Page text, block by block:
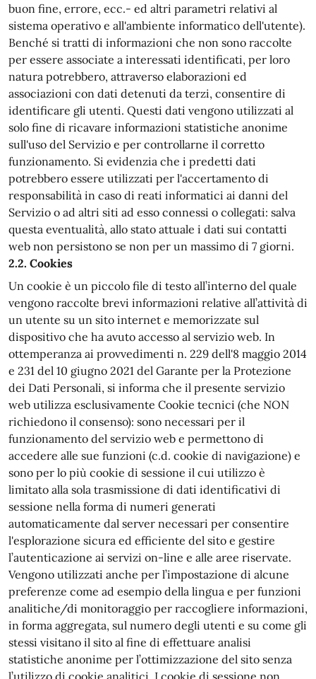
buon fine, errore, ecc.- ed altri parametri relativi al
sistema operativo e all'ambiente informatico dell'utente).
Benché si tratti di informazioni che non sono raccolte
per essere associate a interessati identificati, per loro
natura potrebbero, attraverso elaborazioni ed
associazioni con dati detenuti da terzi, consentire di
identificare gli utenti. Questi dati vengono utilizzati al
solo fine di ricavare informazioni statistiche anonime
sull'uso del Servizio e per controllarne il corretto
funzionamento. Si evidenzia che i predetti dati
potrebbero essere utilizzati per l'accertamento di
responsabilità in caso di reati informatici ai danni del
Servizio o ad altri siti ad esso connessi o collegati: salva
questa eventualità, allo stato attuale i dati sui contatti
web non persistono se non per un massimo di 7 giorni.
2.2. Cookies
Un cookie è un piccolo file di testo all’interno del quale
vengono raccolte brevi informazioni relative all’attività di
un utente su un sito internet e memorizzate sul
dispositivo che ha avuto accesso al servizio web. In
ottemperanza ai provvedimenti n. 229 dell'8 maggio 2014
e 231 del 10 giugno 2021 del Garante per la Protezione
dei Dati Personali, si informa che il presente servizio
web utilizza esclusivamente Cookie tecnici (che NON
richiedono il consenso): sono necessari per il
funzionamento del servizio web e permettono di
accedere alle sue funzioni (c.d. cookie di navigazione) e
sono per lo più cookie di sessione il cui utilizzo è
limitato alla sola trasmissione di dati identificativi di
sessione nella forma di numeri generati
automaticamente dal server necessari per consentire
l'esplorazione sicura ed efficiente del sito e gestire
l’autenticazione ai servizi on-line e alle aree riservate.
Vengono utilizzati anche per l’impostazione di alcune
preferenze come ad esempio della lingua e per funzioni
analitiche/di monitoraggio per raccogliere informazioni,
in forma aggregata, sul numero degli utenti e su come gli
stessi visitano il sito al fine di effettuare analisi
statistiche anonime per l’ottimizzazione del sito senza
l’utilizzo di cookie analitici. I cookie di sessione non